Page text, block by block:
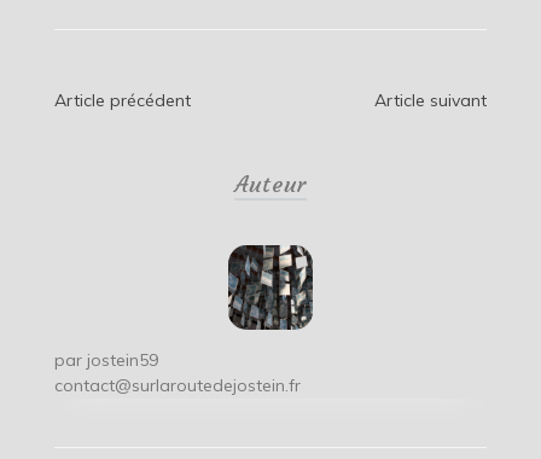
Navigation
Article précédent Article suivant
Auteur
par jostein59
contact@surlaroutedejostein.fr